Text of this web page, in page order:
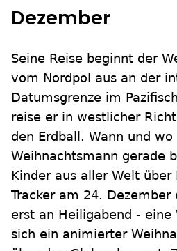
Dezember
Seine Reise beginnt der
vom Nordpol aus an der
Datumsgrenze im
reise er in westlicher
den Erdball. Wann und
Weihnachtsmann gerade
Kinder aus aller Welt über
Tracker am 24. Dezember
erst an Heiligabend -
sich ein animierter